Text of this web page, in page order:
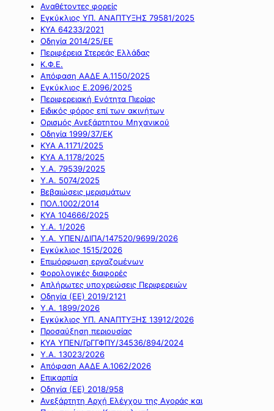
Αναθέτοντες φορείς
Εγκύκλιος ΥΠ. ΑΝΑΠΤΥΞΗΣ 79581/2025
ΚΥΑ 64233/2021
Οδηγία 2014/25/ΕΕ
Περιφέρεια Στερεάς Ελλάδας
Κ.Φ.Ε.
Απόφαση ΑΑΔΕ Α.1150/2025
Εγκύκλιος Ε.2096/2025
Περιφερειακή Ενότητα Πιερίας
Ειδικός φόρος επί των ακινήτων
Ορισμός Ανεξάρτητου Μηχανικού
Οδηγία 1999/37/ΕΚ
ΚΥΑ Α.1171/2025
ΚΥΑ Α.1178/2025
Υ.Α. 79539/2025
Υ.Α. 5074/2025
Βεβαιώσεις μερισμάτων
ΠΟΛ.1002/2014
ΚΥΑ 104666/2025
Υ.Α. 1/2026
Υ.Α. ΥΠΕΝ/ΔΙΠΑ/147520/9699/2026
Εγκύκλιος 1515/2026
Επιμόρφωση εργαζομένων
Φορολογικές διαφορές
Απλήρωτες υποχρεώσεις Περιφερειών
Οδηγία (ΕΕ) 2019/2121
Υ.Α. 1899/2026
Εγκύκλιος ΥΠ. ΑΝΑΠΤΥΞΗΣ 13912/2026
Προσαύξηση περιουσίας
ΚΥΑ ΥΠΕΝ/ΓρΓΓΦΠΥ/34536/894/2024
Υ.Α. 13023/2026
Απόφαση ΑΑΔΕ Α.1062/2026
Επικαρπία
Οδηγία (ΕΕ) 2018/958
Ανεξάρτητη Αρχή Ελέγχου της Αγοράς και